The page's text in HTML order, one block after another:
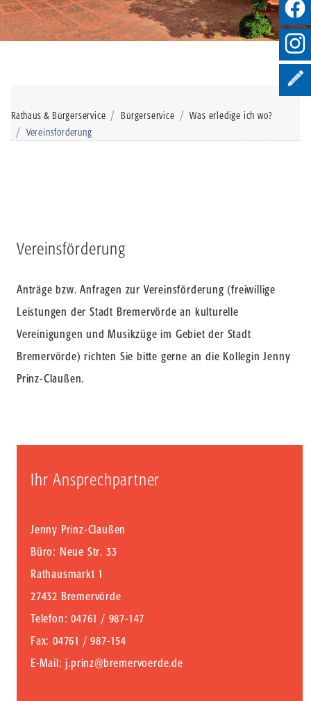
Rathaus & Bürgerservice Bürgerservice
Was erledige ich wo?
Vereinsförderung
Vereinsförderung
Anträge bzw. Anfragen zur Vereinsförderung (freiwillige
Leistungen der Stadt Bremervörde an kulturelle
Vereinigungen und Musikzüge im Gebiet der Stadt
Bremervörde) richten Sie bitte gerne an die Kollegin Jenny
Prinz-Claußen.
Ihr Ansprechpartner
Jenny Prinz-Claußen
Büro: Neue Str. 33
Rathausmarkt 1
27432 Bremervörde
Telefon: 04761 / 987-147
Fax: 04761 / 987-154
E-Mail:j.prinz@bremervoerde.de